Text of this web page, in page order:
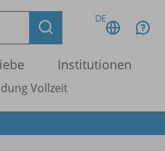
DE
Institutionen
Vollzeit